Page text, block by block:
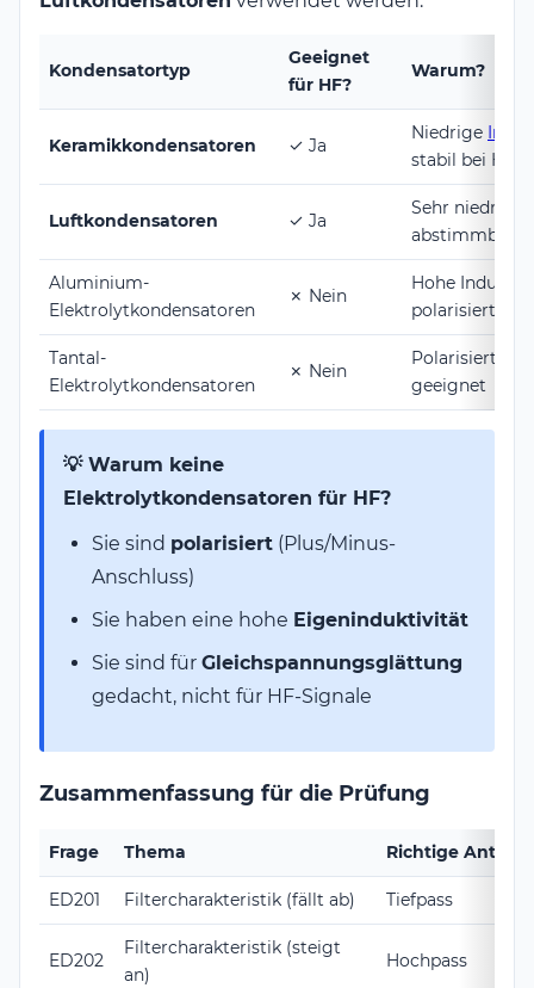
Kondensatortyp
Geeignet
für HF?
Warum?
Keramikkondensatoren ✓ Ja
Niedrige
stabil bei HF
Luftkondensatoren ✓ Ja
Sehr niedrige
abstimmbar
Aluminium-
Elektrolytkondensatoren
✗ Nein
Hohe
polarisiert
Tantal-
Elektrolytkondensatoren
✗ Nein
Polarisiert,
geeignet
💡 Warum keine
Elektrolytkondensatoren für HF?
Sie sind polarisiert (Plus/Minus-
Anschluss)
Sie haben eine hohe Eigeninduktivität
Sie sind für Gleichspannungsglättung
gedacht, nicht für HF-Signale
Zusammenfassung für die Prüfung
Frage Thema Richtige
ED201 Filtercharakteristik (fällt ab) Tiefpass
ED202
Filtercharakteristik (steigt
an)
Hochpass